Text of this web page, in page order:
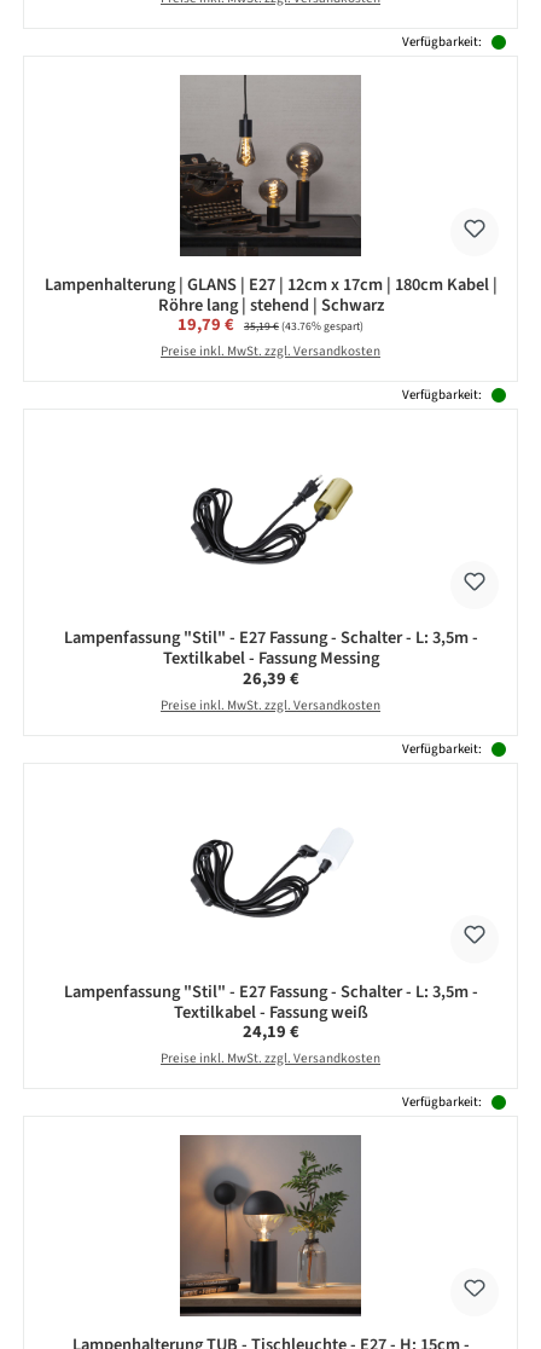
Verfügbarkeit:
Lampenhalterung | GLANS | E27 | 12cm x 17cm | 180cm Kabel |
Röhre lang | stehend | Schwarz
Verkaufspreis:
19,79 € Regulärer Preis:
35,19 €(43.76% gespart)
Preise inkl. MwSt. zzgl. Versandkosten
Verfügbarkeit:
Lampenfassung "Stil" - E27 Fassung - Schalter - L: 3,5m -
Textilkabel - Fassung Messing
Regulärer Preis:
26,39 €
Preise inkl. MwSt. zzgl. Versandkosten
Verfügbarkeit:
Lampenfassung "Stil" - E27 Fassung - Schalter - L: 3,5m -
Textilkabel - Fassung weiß
Regulärer Preis:
24,19 €
Preise inkl. MwSt. zzgl. Versandkosten
Verfügbarkeit: